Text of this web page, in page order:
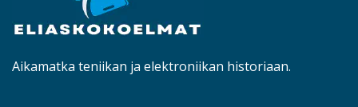
Aikamatka teniikan ja elektroniikan historiaan.